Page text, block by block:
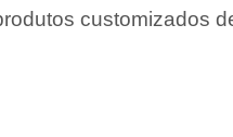
customizados